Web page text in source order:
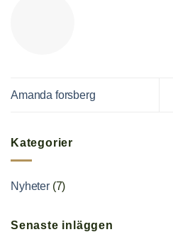
Amanda forsberg
Kategorier
Nyheter(7)
Senaste inläggen